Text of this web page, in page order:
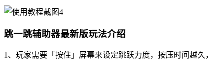
跳一跳辅助器最新版玩法介绍
1、玩家需要「按住」屏幕来设定跳跃力度，按压时间越久，